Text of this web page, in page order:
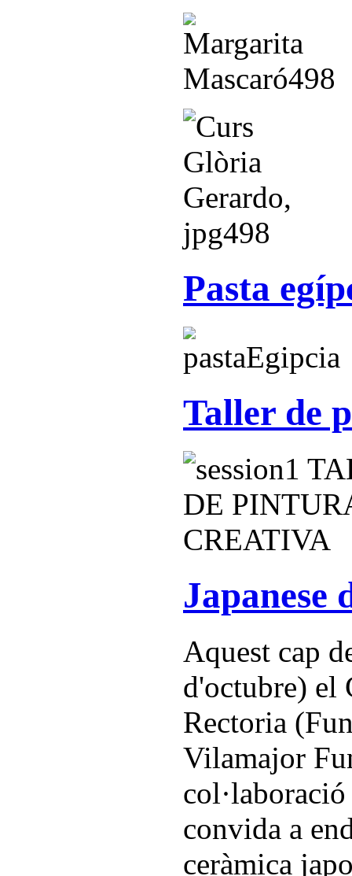
Pasta
Taller de
Japanese
Aquest cap
d'octubre) el
Rectoria
Vilamajor
convida a
ceràmica